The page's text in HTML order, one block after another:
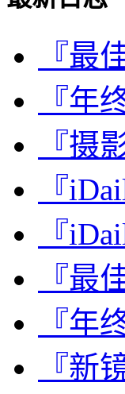
『最
『年
『摄
『
『
『最
『年
『新